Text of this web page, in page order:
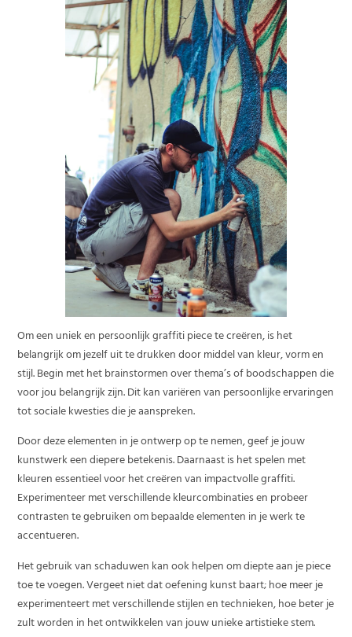
Om een uniek en persoonlijk graffiti piece te creëren, is het
belangrijk om jezelf uit te drukken door middel van kleur, vorm en
stijl. Begin met het brainstormen over thema’s of boodschappen die
voor jou belangrijk zijn. Dit kan variëren van persoonlijke ervaringen
tot sociale kwesties die je aanspreken.
Door deze elementen in je ontwerp op te nemen, geef je jouw
kunstwerk een diepere betekenis. Daarnaast is het spelen met
kleuren essentieel voor het creëren van impactvolle graffiti.
Experimenteer met verschillende kleurcombinaties en probeer
contrasten te gebruiken om bepaalde elementen in je werk te
accentueren.
Het gebruik van schaduwen kan ook helpen om diepte aan je piece
toe te voegen. Vergeet niet dat oefening kunst baart; hoe meer je
experimenteert met verschillende stijlen en technieken, hoe beter je
zult worden in het ontwikkelen van jouw unieke artistieke stem.